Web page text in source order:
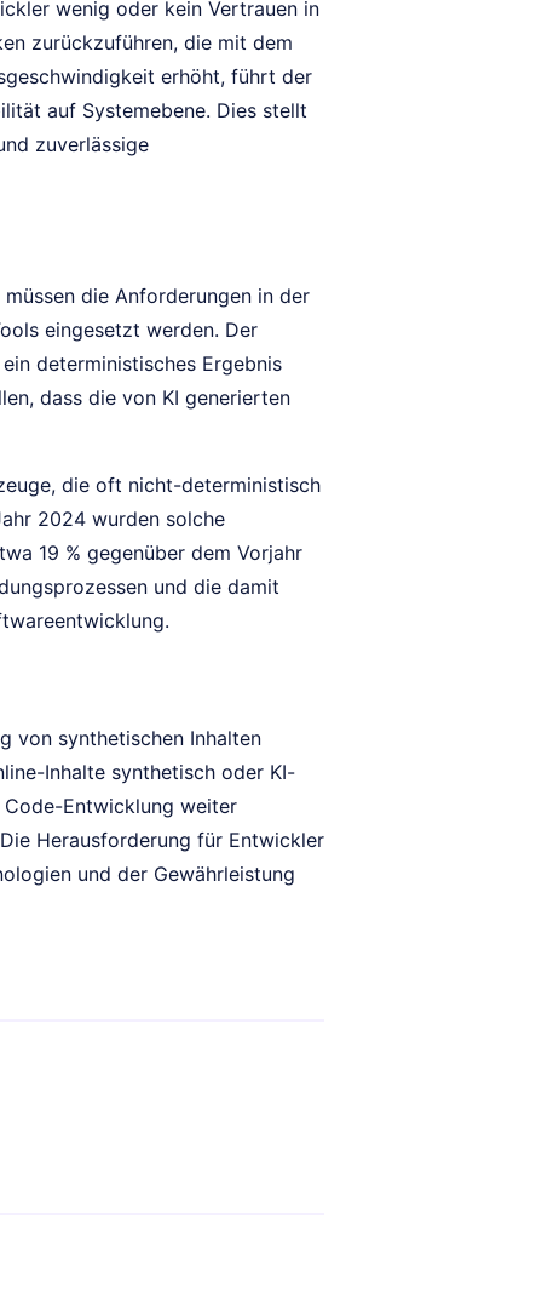
wenig oder kein Vertrauen in
zurückzuführen, die mit dem
erhöht, führt der
auf Systemebene. Dies stellt
zuverlässige
die Anforderungen in der
eingesetzt werden. Der
deterministisches Ergebnis
dass die von KI generierten
die oft nicht-deterministisch
2024 wurden solche
19 % gegenüber dem Vorjahr
und die damit
von synthetischen Inhalten
Inhalte synthetisch oder KI-
Entwicklung weiter
Herausforderung für Entwickler
und der Gewährleistung